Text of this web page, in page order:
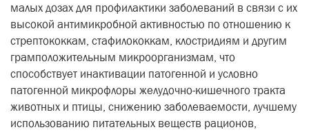
малых дозах для профилактики заболеваний в связи с их
высокой антимикробной активностью по отношению к
стрептококкам, стафилококкам, клостридиям и другим
грамположительным микроорганизмам, что
способствует инактивации патогенной и условно
патогенной микрофлоры желудочно-кишечного тракта
животных и птицы, снижению заболеваемости, лучшему
использованию питательных веществ рационов,